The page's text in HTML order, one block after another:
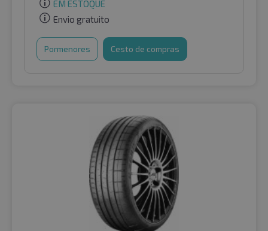
EM ESTOQUE
Envio gratuito
Pormenores Cesto de compras